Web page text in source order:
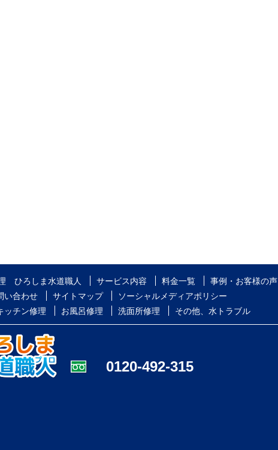
ひろしま水道職人 サービス内容 料金一覧 事例・お客様の声
い合わせ サイトマップ
ソーシャルメディアポリシー
ッチン修理 お風呂修理 洗面所修理 その他、水トラブル
0120-492-315